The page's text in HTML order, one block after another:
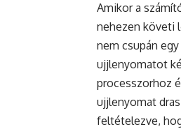
Amikor a
nehezen követi
nem csupán
ujjlenyomatot
processzorhoz
ujjlenyomat
feltételezve,